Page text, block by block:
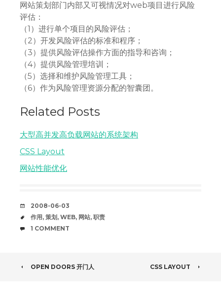
网站策划部门内部又可视情况对web项目进行风险
评估：
（1）进行单个项目的风险评估；
（2）开发风险评估的标准和程序；
（3）提供风险评估操作方面的指导和咨询；
（4）提供风险管理培训；
（5）选择和维护风险管理工具；
（6）作为风险管理资源分配的智囊团。
Related Posts
大型高并发高负载网站的系统架构
CSS Layout
网站性能优化
DATE
2008-06-03
TAGS
作用, 策划 , WEB, 网站, 职责
COMMENTS
1 COMMENT
POST
OPEN DOORS 开门人 CSS LAYOUT